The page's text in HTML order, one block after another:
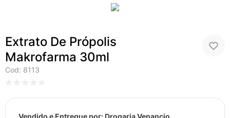
Extrato De Própolis
Makrofarma 30ml
Cod: 8113
Vendido e Entregue por: Drogaria Venancio
4º
fly gotas